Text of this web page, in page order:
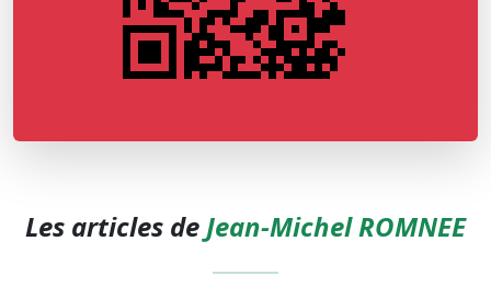
Les articles de Jean-Michel ROMNEE